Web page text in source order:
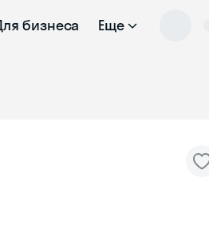
бизнеса Еще